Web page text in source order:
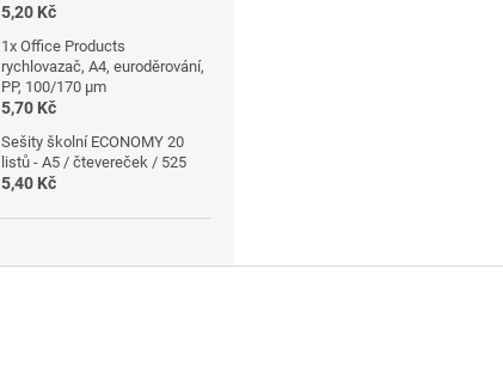
5,20 Kč
1x Office Products
rychlovazač, A4, euroděrování,
PP, 100/170 μm
5,70 Kč
Sešity školní ECONOMY 20
listů - A5 / čtevereček / 525
5,40 Kč